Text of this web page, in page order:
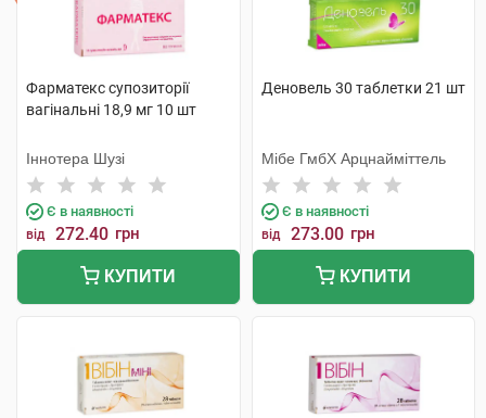
Фарматекс супозиторії
вагінальні 18,9 мг 10 шт
Іннотера Шузі
Є в наявності
від 272.40 грн
КУПИТИ
Деновель 30 таблетки 21 шт
Мібе ГмбХ Арцнайміттель
Є в наявності
від 273.00 грн
КУПИТИ